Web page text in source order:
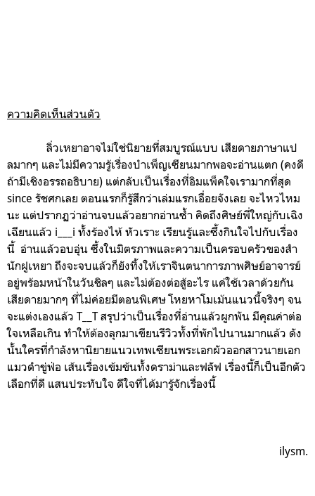
ความคิดเห็นส่วนตัว
ลิ่วเหยาอาจไม่ใช่นิยายที่สมบูรณ์แบบ เสียดายภาษาแป
ลมากๆ และไม่มีความรู้เรื่องบำเพ็ญเซียนมากพอจะอ่านแตก (คงดี
ถ้ามีเชิงอรรถอธิบาย) แต่กลับเป็นเรื่องที่อิมแพ็คใจเรามากที่สุด
since รัชศกเลย ตอนแรกก็รู้สึกว่าเล่มแรกเอื่อยจังเลย จะไหวไหม
นะ แต่ปรากฏว่าอ่านจบแล้วอยากอ่านซ้ำ คิดถึงศิษย์พี่ใหญ่กับเฉิง
เฉียนแล้ว i___i ทั้งร้องไห้ หัวเราะ เรียนรู้และซึ้งกินใจไปกับเรื่อง
นี้ อ่านแล้วอบอุ่น ซึ้งในมิตรภาพและความเป็นครอบครัวของสำ
นักฝูเหยา ถึงจะจบแล้วก็ยังทิ้งให้เราจินตนาการภาพศิษย์อาจารย์
อยู่พร้อมหน้าในวันชิลๆ และไม่ต้องต่อสู้อะไร แค่ใช้เวลาด้วยกัน
เสียดายมากๆ ที่ไม่ค่อยมีตอนพิเศษ โหยหาโมเม้นแนวนี้จริงๆ จน
จะแต่งเองแล้ว T__T สรุปว่าเป็นเรื่องที่อ่านแล้วผูกพัน มีคุณค่าต่อ
ใจเหลือเกิน ทำให้ต้องลุกมาเขียนรีวิวทั้งที่พักไปนานมากแล้ว ดัง
นั้นใครที่กำลังหานิยายแนวเทพเซียนพระเอกผัวออกสาวนายเอก
แมวดำขู่ฟ่อ เส้นเรื่องเข้มข้นทั้งดราม่าและฟลัฟ เรื่องนี้ก็เป็นอีกตัว
เลือกที่ดี แสนประทับใจ ดีใจที่ได้มารู้จักเรื่องนี้
ilysm.